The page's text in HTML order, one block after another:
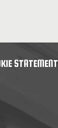
STATEMENT